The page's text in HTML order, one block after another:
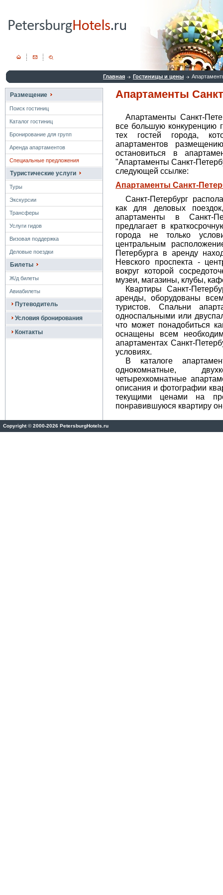
Главная Гостиницы и цены
Размещение
Поиск гостиниц
Каталог гостиниц
Бронирование для групп
Аренда апартаментов
Специальные предложения
Туристические услуги
Туры
Экскурсии
Трансферы
Услуги гидов
Визовая поддержка
Деловые поездки
Билеты
Ж/д билеты
Авиабилеты
Путеводитель
Условия бронирования
Контакты
Апартаменты
Апартаменты Санкт-
все большую конкуренцию
тех гостей города,
апартаментов
остановиться в
"Апартаменты Санкт-
следующей ссылке:
Апартаменты Санкт-
Санкт-Петербург
как для деловых
апартаменты в Санкт-
предлагает в
города не только
центральным
Петербурга в аренду
Невского проспекта -
вокруг которой
музеи, магазины, клубы,
Квартиры Санкт-
аренды, оборудованы
туристов. Спальни
односпальными или
что может понадобиться
оснащены всем
апартаментах Санкт-
условиях.
В каталоге
однокомнатные,
четырехкомнатные
описания и фотографии
текущими ценами на
понравившуюся квартиру
Copyright©2000-2026 PetersburgHotels.ru